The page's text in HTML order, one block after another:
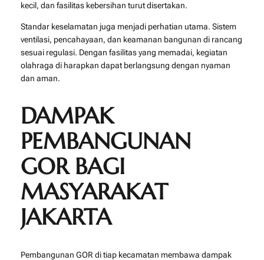
kecil, dan fasilitas kebersihan turut disertakan.
Standar keselamatan juga menjadi perhatian utama. Sistem
ventilasi, pencahayaan, dan keamanan bangunan di rancang
sesuai regulasi. Dengan fasilitas yang memadai, kegiatan
olahraga di harapkan dapat berlangsung dengan nyaman
dan aman.
DAMPAK
PEMBANGUNAN
GOR BAGI
MASYARAKAT
JAKARTA
Pembangunan GOR di tiap kecamatan membawa dampak